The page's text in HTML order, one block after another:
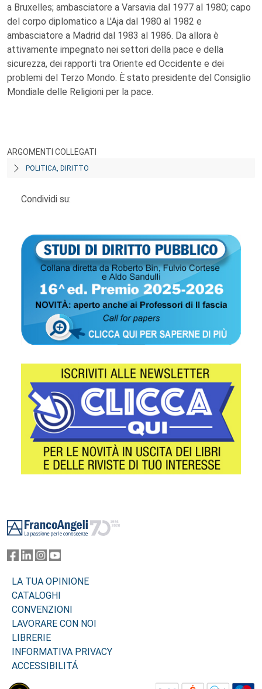
a Bruxelles; ambasciatore a Varsavia dal 1977 al 1980; capo
del corpo diplomatico a L'Aja dal 1980 al 1982 e
ambasciatore a Madrid dal 1983 al 1986. Da allora è
attivamente impegnato nei settori della pace e della
sicurezza, dei rapporti tra Oriente ed Occidente e dei
problemi del Terzo Mondo. È stato presidente del Consiglio
Mondiale delle Religioni per la pace.
ARGOMENTI COLLEGATI
POLITICA, DIRITTO
Condividi su:
LA TUA OPINIONE
CATALOGHI
CONVENZIONI
LAVORARE CON NOI
LIBRERIE
INFORMATIVA PRIVACY
ACCESSIBILITÁ